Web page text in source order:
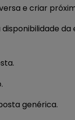
e criar
genérica.